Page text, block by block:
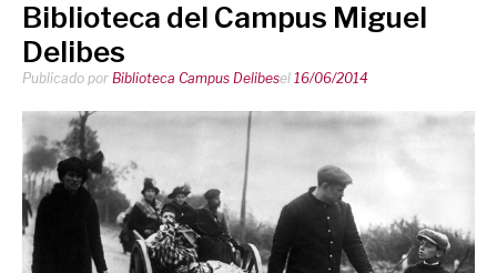
Biblioteca del Campus Miguel
Delibes
Publicado por Biblioteca Campus Delibesel 16/06/2014